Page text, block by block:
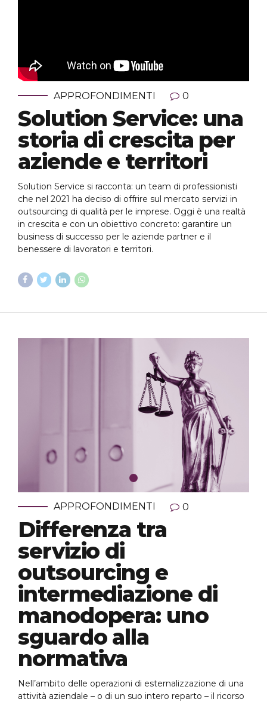
APPROFONDIMENTI 0
Solution Service: una
storia di crescita per
aziende e territori
Solution Service si racconta: un team di professionisti
che nel 2021 ha deciso di offrire sul mercato servizi in
outsourcing di qualità per le imprese. Oggi è una realtà
in crescita e con un obiettivo concreto: garantire un
business di successo per le aziende partner e il
benessere di lavoratori e territori.
APPROFONDIMENTI 0
Differenza tra
servizio di
outsourcing e
intermediazione di
manodopera: uno
sguardo alla
normativa
Nell’ambito delle operazioni di esternalizzazione di una
attività aziendale – o di un suo intero reparto – il ricorso